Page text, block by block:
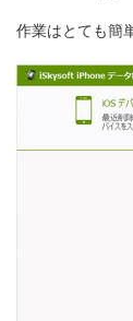
作業はとても簡